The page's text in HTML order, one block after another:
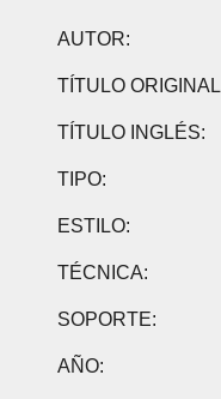
AUTOR:
TÍTULO
TÍTULO INGLÉS:
TIPO:
ESTILO:
TÉCNICA:
SOPORTE:
AÑO: